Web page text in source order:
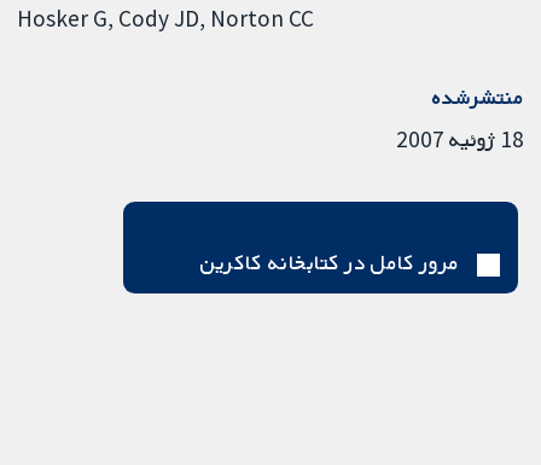
Hosker G Cody JD Norton CC
منتشرشده
18 ژوئیه 2007
مرور کامل در کتابخانه کاکرین